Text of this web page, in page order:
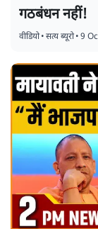
गठबंधन नहीं!
वीडियो•सत्य ब्यूरो•9